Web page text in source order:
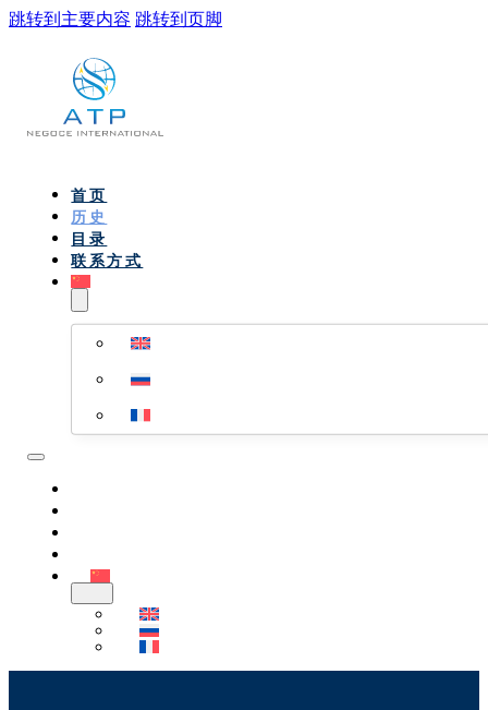
跳转到主要内容 跳转到页脚
首页
历史
目录
联系方式